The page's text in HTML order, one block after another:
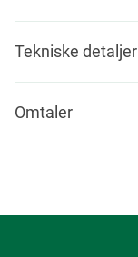
Tekniske detaljer
Omtaler